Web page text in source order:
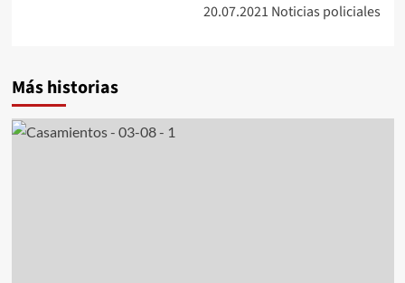
20.07.2021 Noticias policiales
Más historias